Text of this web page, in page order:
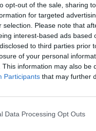
opt-out of the sale, sharing
for targeted
selection. Please note that
interest-based ads
to third parties prior
of your personal
This information may also be
Participants that may further
Data Processing Opt Outs